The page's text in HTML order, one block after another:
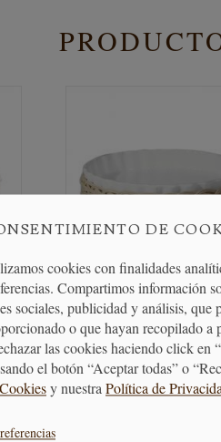
Cesta de Mimbre 32
23,50 €
DE
cookies con finalidades
Compartimos información
sociales, publicidad y análisis,
o que hayan recopilado a
las cookies haciendo click en
el botón “Aceptar todas” o
y nuestraPolítica de